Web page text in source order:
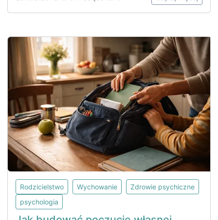
Rodzicielstwo Wychowanie
Zdrowie psychiczne
psychologia